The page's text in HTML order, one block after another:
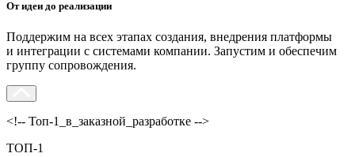
От идеи до реализации
Поддержим на всех этапах создания, внедрения платформы
и интеграции с системами компании. Запустим и обеспечим
группу сопровождения.
<!-- Топ-1_в_заказной_разработке -->
ТОП-1